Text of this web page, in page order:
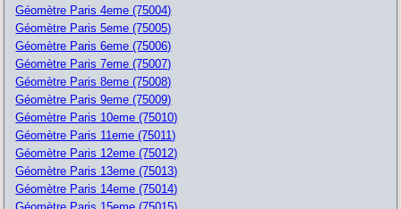
Géomètre Paris 4eme (75004)
Géomètre Paris 5eme (75005)
Géomètre Paris 6eme (75006)
Géomètre Paris 7eme (75007)
Géomètre Paris 8eme (75008)
Géomètre Paris 9eme (75009)
Géomètre Paris 10eme (75010)
Géomètre Paris 11eme (75011)
Géomètre Paris 12eme (75012)
Géomètre Paris 13eme (75013)
Géomètre Paris 14eme (75014)